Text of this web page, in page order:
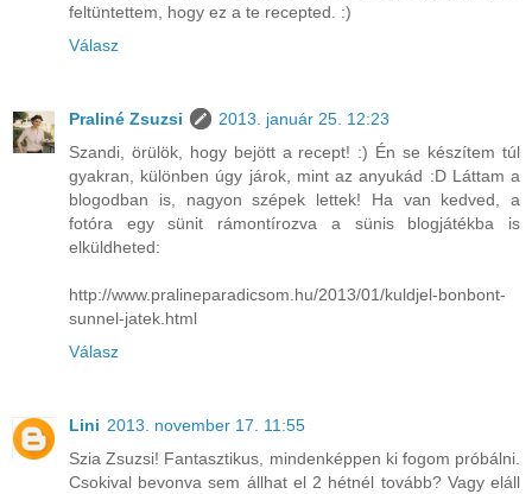
feltüntettem, hogy ez a te recepted. :)
Válasz
Praliné Zsuzsi
2013. január 25. 12:23
Szandi, örülök, hogy bejött a recept! :) Én se készítem túl
gyakran, különben úgy járok, mint az anyukád :D Láttam a
blogodban is, nagyon szépek lettek! Ha van kedved, a
fotóra egy sünit rámontírozva a sünis blogjátékba is
elküldheted:
http://www.pralineparadicsom.hu/2013/01/kuldjel-bonbont-
sunnel-jatek.html
Válasz
Lini 2013. november 17. 11:55
Szia Zsuzsi! Fantasztikus, mindenképpen ki fogom próbálni.
Csokival bevonva sem állhat el 2 hétnél tovább? Vagy eláll